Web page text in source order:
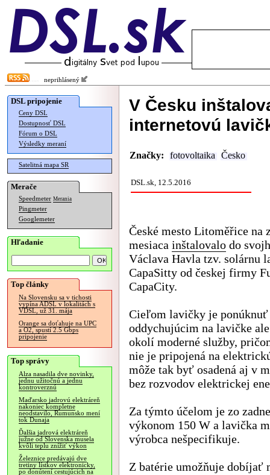
neprihlásený
DSL pripojenie
Ceny DSL
Dostupnosť DSL
Fórum o DSL
Výsledky meraní
Satelitná mapa SR
Merače
Speedmeter Merania
Pingmeter
Googlemeter
Hľadanie
Top články
Na Slovensku sa v tichosti
vypína ADSL v lokalitách s
VDSL, už 31. mája
Orange sa doťahuje na UPC
a O2, spustí 2.5 Gbps
pripojenie
Top správy
Alza nasadila dve novinky,
jednu užitočnú a jednu
kontroverznú
Maďarsko jadrovú elektráreň
nakoniec kompletne
neodstavilo, Rumunsko mení
tok Dunaja
Ďalšia jadrová elektráreň
južne od Slovenska musela
kvôli teplu znížiť výkon
Železnice predávajú dve
tretiny lístkov elektronicky,
po donútení cestujúcich na
V Česku
internetovú
Značky: fotovoltaika Česko
DSL.sk, 12.5.2016
České mesto Litoměřice na
mesiaca inštalovalo do
Václava Havla tzv. solárnu
CapaSitty od českej firmy
CapaCity.
Cieľom lavičky je
oddychujúcim na lavičke
okolí moderné služby,
nie je pripojená na
môže tak byť osadená aj v
bez rozvodov elektrickej
Za týmto účelom je zo
výkonom 150 W a lavička
výrobca nešpecifikuje.
Z batérie umožňuje dobíjať